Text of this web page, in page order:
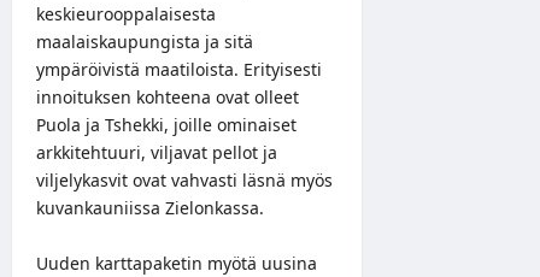
keskieurooppalaisesta
maalaiskaupungista ja sitä
ympäröivistä maatiloista. Erityisesti
innoituksen kohteena ovat olleet
Puola ja Tshekki, joille ominaiset
arkkitehtuuri, viljavat pellot ja
viljelykasvit ovat vahvasti läsnä myös
kuvankauniissa Zielonkassa.
Uuden karttapaketin myötä uusina